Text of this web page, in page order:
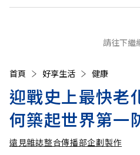
請往下繼
首頁 好享生活 健康
迎戰史上最快老
何築起世界第一
遠見雜誌整合傳播部企劃製作